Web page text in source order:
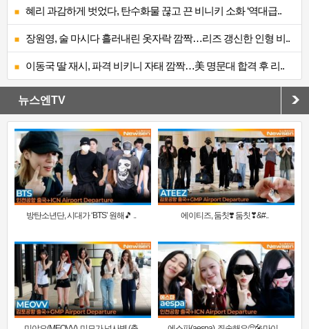
혜리 과감하게 벗었다, 탄수화물 끊고 끈 비니키 소화 ‘역대급..
장원영, 술 마시다 흘러내린 옷자락 깜짝…리즈 갱신한 인형 비..
이동국 딸 재시, 파격 비키니 자태 깜짝…美 명문대 합격 후 리..
뉴스엔TV
방탄소년단, 시대가 ‘BTS’ 원해🎵 .. 에이티즈, 둠칫❣️ 둠칫❣&#..